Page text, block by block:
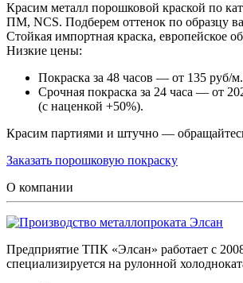
Красим металл порошковой краской по
ПМ, NCS. Подберем оттенок по образцу
Стойкая импортная краска, европейское
Низкие цены:
Покраска за 48 часов — от 135 руб/м.
Срочная покраска за 24 часа — от
(с наценкой +50%).
Красим партиями и штучно —
Заказать порошковую покраску
О компании
Предприятие ТПК «Элсан» работает с
специализируется на рулонной